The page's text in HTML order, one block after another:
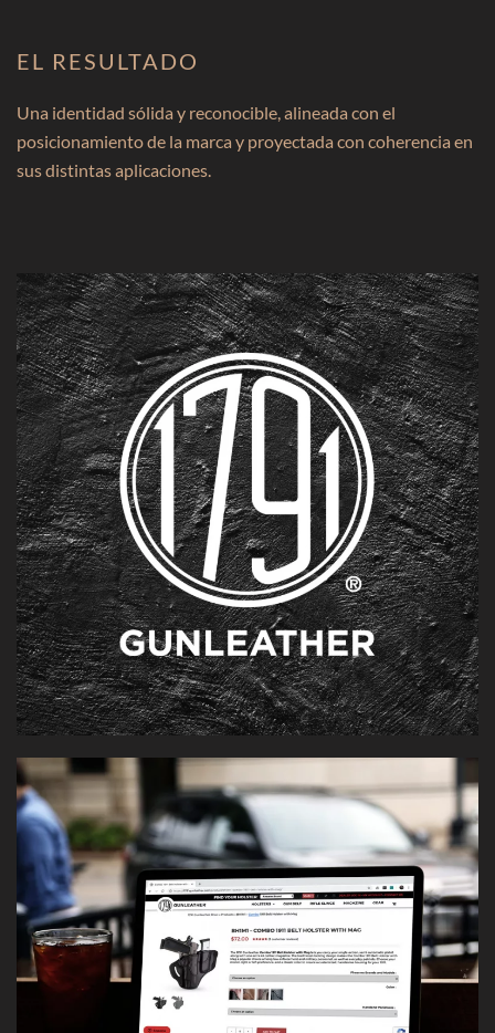
EL RESULTADO
Una identidad sólida y reconocible, alineada con el
posicionamiento de la marca y proyectada con coherencia en
sus distintas aplicaciones.